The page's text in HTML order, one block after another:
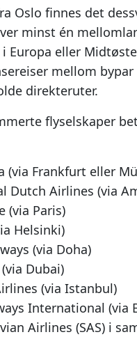
Oslo finnes det
minst én
Europa eller
mellom
direkteruter.
flyselskaper
(via Frankfurt eller
Dutch Airlines (via
(via Paris)
Helsinki)
(via Doha)
Dubai)
(via Istanbul)
International (via
Airlines (SAS) i